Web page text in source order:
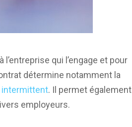
qui l’engage et pour
détermine notamment la
intermittent. Il permet également
employeurs.